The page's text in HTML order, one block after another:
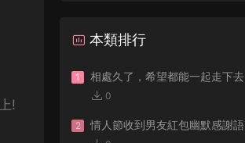
!
本類排行
1 相處久了，希望都能一起走下去
0
2 情人節收到男友紅包幽默感謝語